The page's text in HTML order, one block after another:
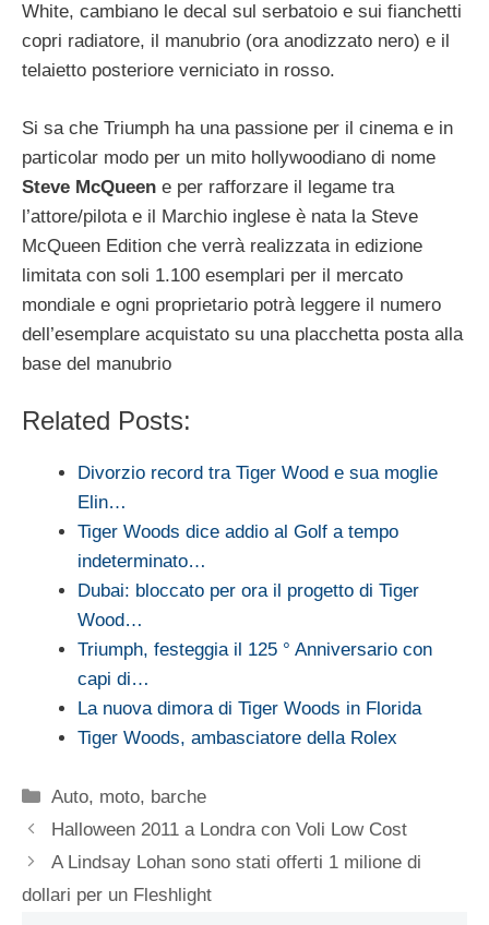
White, cambiano le decal sul serbatoio e sui fianchetti
copri radiatore, il manubrio (ora anodizzato nero) e il
telaietto posteriore verniciato in rosso.
Si sa che Triumph ha una passione per il cinema e in
particolar modo per un mito hollywoodiano di nome
Steve McQueen e per rafforzare il legame tra
l’attore/pilota e il Marchio inglese è nata la Steve
McQueen Edition che verrà realizzata in edizione
limitata con soli 1.100 esemplari per il mercato
mondiale e ogni proprietario potrà leggere il numero
dell’esemplare acquistato su una placchetta posta alla
base del manubrio
Related Posts:
Divorzio record tra Tiger Wood e sua moglie
Elin…
Tiger Woods dice addio al Golf a tempo
indeterminato…
Dubai: bloccato per ora il progetto di Tiger
Wood…
Triumph, festeggia il 125 ° Anniversario con
capi di…
La nuova dimora di Tiger Woods in Florida
Tiger Woods, ambasciatore della Rolex
Categorie
Auto, moto, barche
Halloween 2011 a Londra con Voli Low Cost
A Lindsay Lohan sono stati offerti 1 milione di
dollari per un Fleshlight